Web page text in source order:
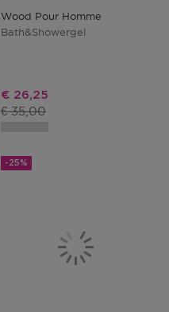
Wood Pour Homme
Bath&showergel
Kortingsprijs
€ 26,25
Productprijs
€ 35,00
-25%